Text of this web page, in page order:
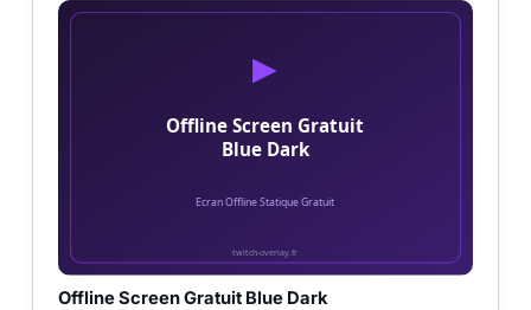
Offline Screen Gratuit Blue Dark